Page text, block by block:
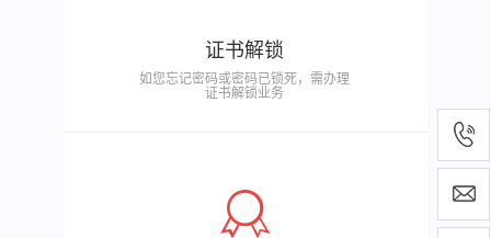
证书解锁
如您忘记密码或密码已锁死，需办理
证书解锁业务